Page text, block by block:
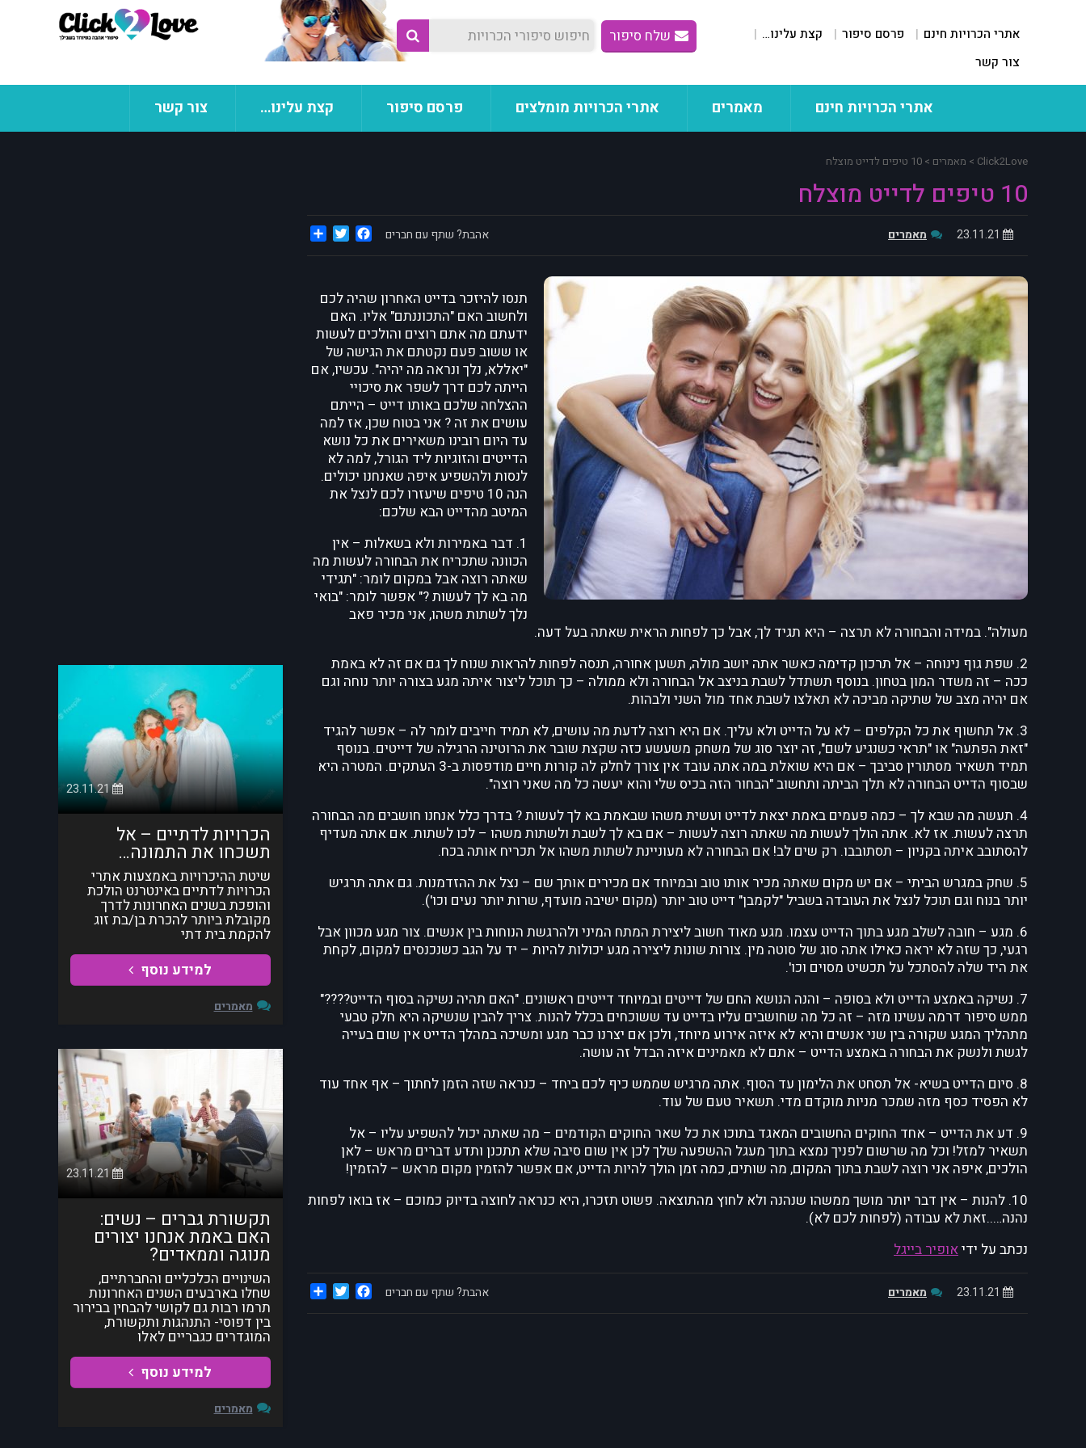
אתרי הכרויות חינם פרסם סיפור
קצת עלינו…
צור קשר
שלח סיפור
אתרי הכרויות חינם מאמרים אתרי הכרויות מומלצים פרסם סיפור קצת עלינו… צור קשר
Click2Love
> מאמרים > 10 טיפים לדייט מוצלח
10 טיפים לדייט מוצלח
23.11.21 מאמרים אהבת? שתף עם חברים Facebook
Twitter
תנסו להיזכר בדייט האחרון שהיה לכם
ולחשוב האם "התכוננתם" אליו. האם
ידעתם מה אתם רוצים והולכים לעשות
או ששוב פעם נקטתם את הגישה של
"יאללא, נלך ונראה מה יהיה". עכשיו, אם
הייתה לכם דרך לשפר את סיכויי
ההצלחה שלכם באותו דייט – הייתם
עושים את זה ? אני בטוח שכן, אז למה
עד היום רובינו משאירים את כל נושא
הדייטים והזוגיות ליד הגורל, למה לא
לנסות ולהשפיע איפה שאנחנו יכולים.
הנה 10 טיפים שיעזרו לכם לנצל את
המיטב מהדייט הבא שלכם:
1. דבר באמירות ולא בשאלות – אין
הכוונה שתכריח את הבחורה לעשות מה
שאתה רוצה אבל במקום לומר: "תגידי
מה בא לך לעשות ?" אפשר לומר: "בואי
נלך לשתות משהו, אני מכיר פאב
מעולה". במידה והבחורה לא תרצה – היא תגיד לך, אבל כך לפחות הראית שאתה בעל דעה.
2. שפת גוף נינוחה – אל תרכון קדימה כאשר אתה יושב מולה, תשען אחורה, תנסה לפחות להראות שנוח לך גם אם זה לא באמת
ככה – זה משדר המון בטחון. בנוסף תשתדל לשבת בניצב אל הבחורה ולא ממולה – כך תוכל ליצור איתה מגע בצורה יותר נוחה וגם
אם יהיה מצב של שתיקה מביכה לא תאלצו לשבת אחד מול השני ולבהות.
3. אל תחשוף את כל הקלפים – לא על הדייט ולא עליך. אם היא רוצה לדעת מה עושים, לא תמיד חייבים לומר לה – אפשר להגיד
"זאת הפתעה" או "תראי כשנגיע לשם", זה יוצר סוג של משחק משעשע כזה שקצת שובר את הרוטינה הרגילה של דייטים. בנוסף
תמיד תשאיר מסתורין סביבך – אם היא שואלת במה אתה עובד אין צורך לחלק לה קורות חיים מודפסות ב-3 העתקים. המטרה היא
שבסוף הדייט הבחורה לא תלך הביתה ותחשוב "הבחור הזה בכיס שלי והוא יעשה כל מה שאני רוצה".
4. תעשה מה שבא לך – כמה פעמים באמת יצאת לדייט ועשית משהו שבאמת בא לך לעשות ? בדרך כלל אנחנו חושבים מה הבחורה
תרצה לעשות. אז לא. אתה הולך לעשות מה שאתה רוצה לעשות – אם בא לך לשבת ולשתות משהו – לכו לשתות. אם אתה מעדיף
להסתובב איתה בקניון – תסתובבו. רק שים לב! אם הבחורה לא מעוניינת לשתות משהו אל תכריח אותה בכח.
5. שחק במגרש הביתי – אם יש מקום שאתה מכיר אותו טוב ובמיוחד אם מכירים אותך שם – נצל את ההזדמנות. גם אתה תרגיש
יותר בנוח וגם תוכל לנצל את העובדה בשביל "לקמבן" דייט טוב יותר (מקום ישיבה מועדף, שרות יותר נעים וכו').
6. מגע – חובה לשלב מגע בתוך הדייט עצמו. מגע מאוד חשוב ליצירת המתח המיני ולהרגשת הנוחות בין אנשים. צור מגע מכוון אבל
רגעי, כך שזה לא יראה כאילו אתה סוג של סוטה מין. צורות שונות ליצירה מגע יכולות להיות – יד על הגב כשנכנסים למקום, לקחת
את היד שלה להסתכל על תכשיט מסוים וכו'.
7. נשיקה באמצע הדייט ולא בסופה – והנה הנושא החם של דייטים ובמיוחד דייטים ראשונים. "האם תהיה נשיקה בסוף הדייט????"
ממש סיפור דרמה עשינו מזה – זה כל מה שחושבים עליו בדייט עד ששוכחים בכלל להנות. צריך להבין שנשיקה היא חלק טבעי
מתהליך המגע שקורה בין שני אנשים והיא לא איזה אירוע מיוחד, ולכן אם יצרנו כבר מגע ומשיכה במהלך הדייט אין שום בעייה
לגשת ולנשק את הבחורה באמצע הדייט – אתם לא מאמינים איזה הבדל זה עושה.
8. סיום הדייט בשיא- אל תסחט את הלימון עד הסוף. אתה מרגיש שממש כיף לכם ביחד – כנראה שזה הזמן לחתוך – אף אחד עוד
לא הפסיד כסף מזה שמכר מניות מוקדם מדי. תשאיר טעם של עוד.
9. דע את הדייט – אחד החוקים החשובים המאגד בתוכו את כל שאר החוקים הקודמים – מה שאתה יכול להשפיע עליו – אל
תשאיר למזל! וכל מה שרשום לפניך נמצא בתוך מעגל ההשפעה שלך לכן אין שום סיבה שלא תתכנן ותדע דברים מראש – לאן
הולכים, איפה אני רוצה לשבת בתוך המקום, מה שותים, כמה זמן הולך להיות הדייט, אם אפשר להזמין מקום מראש – להזמין!
10. להנות – אין דבר יותר מושך ממשהו שנהנה ולא לחוץ מהתוצאה. פשוט תזכרו, היא כנראה לחוצה בדיוק כמוכם – אז בואו לפחות
נהנה…..זאת לא עבודה (לפחות לכם לא).
נכתב על ידיאופיר בייגל
23.11.21 מאמרים אהבת? שתף עם חברים Facebook
Twitter
23.11.21
הכרויות לדתיים – אל
תשכחו את התמונה…
שיטת ההיכרויות באמצעות אתרי
הכרויות לדתיים באינטרנט הולכת
והופכת בשנים האחרונות לדרך
מקובלת ביותר להכרת בן/בת זוג
להקמת בית דתי
למידע נוסף
מאמרים
23.11.21
תקשורת גברים – נשים:
האם באמת אנחנו יצורים
מנוגה וממאדים?
השינויים הכלכליים והחברתיים,
שחלו בארבעים השנים האחרונות
תרמו רבות גם לקושי להבחין בבירור
בין דפוסי- התנהגות ותקשורת,
המוגדרים כגבריים לאלו
למידע נוסף
מאמרים